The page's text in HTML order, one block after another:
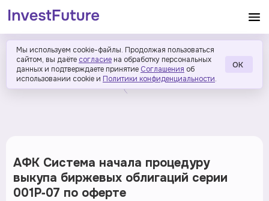
Мы используем cookie-файлы. Продолжая пользоваться
сайтом, вы даёте согласие на обработку персональных
данных и подтверждаете принятие Соглашения об
использовании cookie и Политики конфиденциальности.
ОК
АФК Система начала процедуру
выкупа биржевых облигаций серии
001Р‑07 по оферте